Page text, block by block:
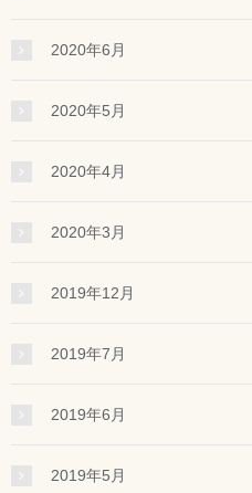
2020年6月
2020年5月
2020年4月
2020年3月
2019年12月
2019年7月
2019年6月
2019年5月